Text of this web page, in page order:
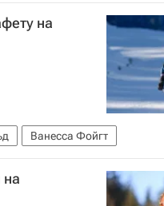
союз биатлонистов (IBU)
на
Ванесса Фойгт
мира по биатлону
на